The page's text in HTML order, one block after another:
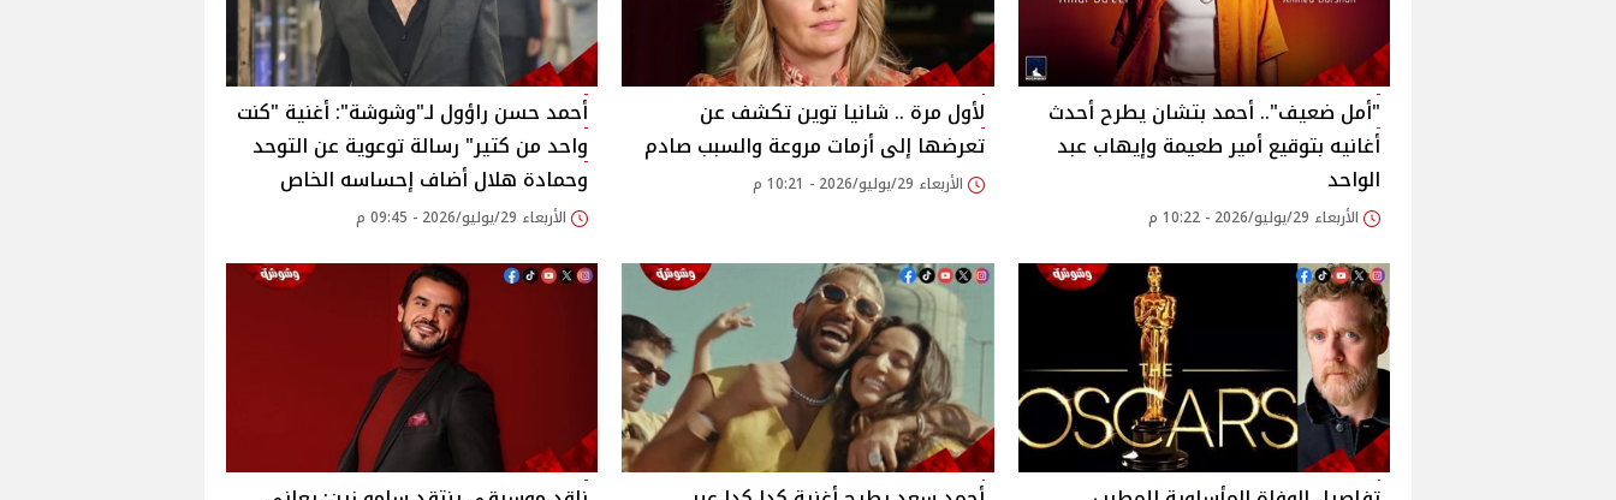
"أمل ضعيف".. أحمد بتشان يطرح أحدث
أغانيه بتوقيع أمير طعيمة وإيهاب عبد
الواحد
الأربعاء 29/يوليو/2026 - 10:22 م
لأول مرة .. شانيا توين تكشف عن
تعرضها إلى أزمات مروعة والسبب صادم
الأربعاء 29/يوليو/2026 - 10:21 م
أحمد حسن راؤول لـ"وشوشة": أغنية "كنت
واحد من كتير" رسالة توعوية عن التوحد
وحمادة هلال أضاف إحساسه الخاص
الأربعاء 29/يوليو/2026 - 09:45 م